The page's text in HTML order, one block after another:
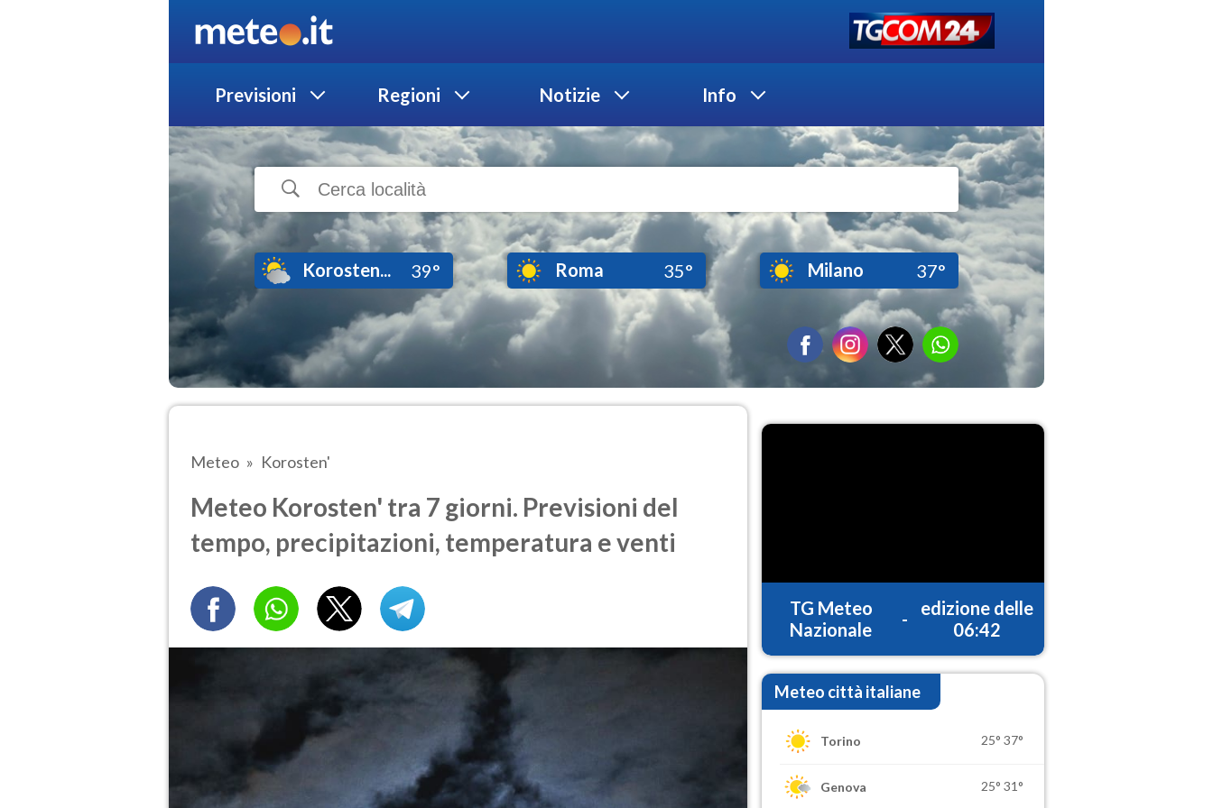
Previsioni Regioni Notizie Info
Korosten... 39° Roma 35° Milano 37°
Meteo Korosten'
Meteo Korosten' tra 7 giorni. Previsioni del
tempo, precipitazioni, temperatura e venti
TG Meteo
Nazionale
-
edizione delle
06:42
Meteo città italiane
Torino 25° 37°
Genova 25° 31°